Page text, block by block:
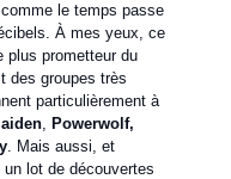
le temps passe
À mes yeux, ce
plus prometteur du
des groupes très
particulièrement à
, Powerwolf,
. Mais aussi, et
lot de découvertes